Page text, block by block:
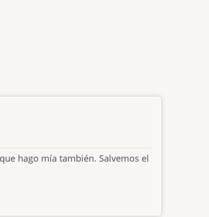
hago mía también. Salvemos el